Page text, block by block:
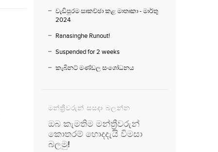
වැඩිපුරම සාකච්ඡා කළ මාතෘකා - මාර්තු
2024
Ranasinghe Runout!
Suspended for 2 weeks
කැබිනට් මණ්ඩල සංශෝධනය
මන්ත්‍රීවරුන් සසදා බලන්න
ඔබ කැමතිම මන්ත්‍රීවරුන්
කොතරම් හොදදැයි විමසා
බලමු!